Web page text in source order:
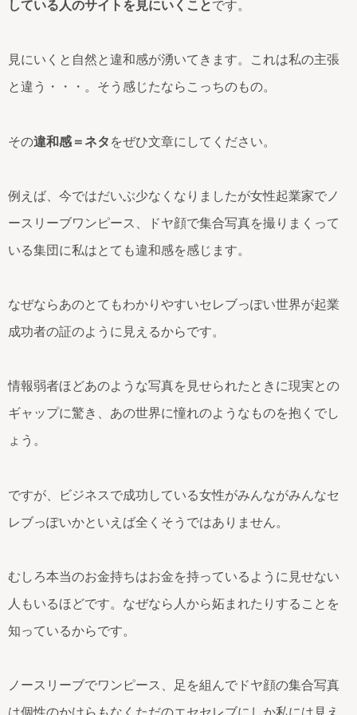
している人のサイトを見にいくことです。
見にいくと自然と違和感が湧いてきます。これは私の主張
と違う・・・。そう感じたならこっちのもの。
その違和感＝ネタ をぜひ文章にしてください。
例えば、今ではだいぶ少なくなりましたが女性起業家でノ
ースリーブワンピース、ドヤ顔で集合写真を撮りまくって
いる集団に私はとても違和感を感じます。
なぜならあのとてもわかりやすいセレブっぽい世界が起業
成功者の証のように見えるからです。
情報弱者ほどあのような写真を見せられたときに現実との
ギャップに驚き、あの世界に憧れのようなものを抱くでし
ょう。
ですが、ビジネスで成功している女性がみんながみんなセ
レブっぽいかといえば全くそうではありません。
むしろ本当のお金持ちはお金を持っているように見せない
人もいるほどです。なぜなら人から妬まれたりすることを
知っているからです。
ノースリーブでワンピース、足を組んでドヤ顔の集合写真
は個性のかけらもなくただのエセセレブにしか私には見え